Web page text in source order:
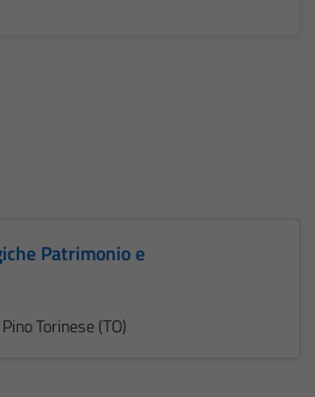
Patrimonio e
Torinese (TO)